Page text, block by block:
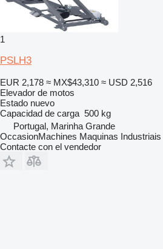
1
PSLH3
EUR 2,178 ≈ MX$43,310 ≈ USD 2,516
Elevador de motos
Estado nuevo
Capacidad de carga 500 kg
Portugal, Marinha Grande
OccasionMachines Maquinas Industriais
Contacte con el vendedor